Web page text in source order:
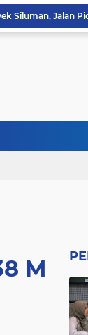
Siluman, Jalan
GWI Hadiri Pisah
M